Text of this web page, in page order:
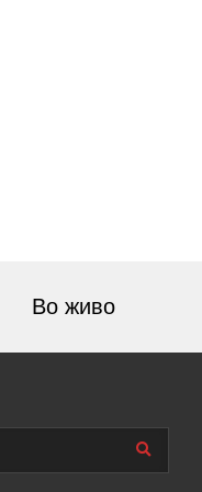
Во живо